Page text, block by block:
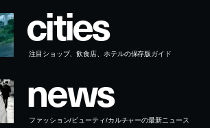
news
ファッション/ビューティ/カルチャーの最新ニュース
calend